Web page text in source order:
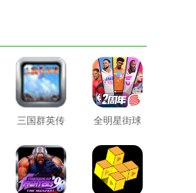
三国群英传
2威力加强
版
全明星街球
派对